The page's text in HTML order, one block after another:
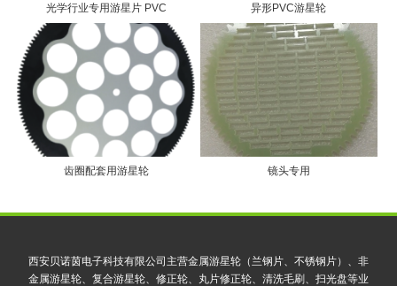
光学行业专用游星片 PVC 异形PVC游星轮
齿圈配套用游星轮 镜头专用
西安贝诺茵电子科技有限公司主营金属游星轮（兰钢片、不锈钢片）、非
金属游星轮、复合游星轮、修正轮、丸片修正轮、清洗毛刷、扫光盘等业